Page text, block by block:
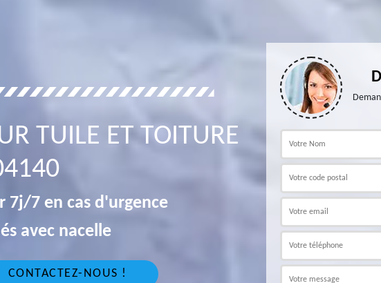
TUILE ET TOITURE
7j/7 en cas d'urgence
avec nacelle
CONTACTEZ-NOUS !